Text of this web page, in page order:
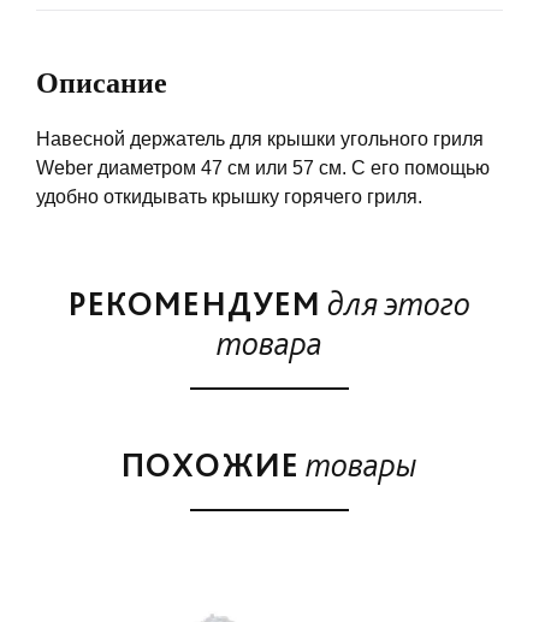
Описание
Навесной держатель для крышки угольного гриля
Weber диаметром 47 см или 57 см. С его помощью
удобно откидывать крышку горячего гриля.
РЕКОМЕНДУЕМ для этого
товара
ПОХОЖИЕ товары